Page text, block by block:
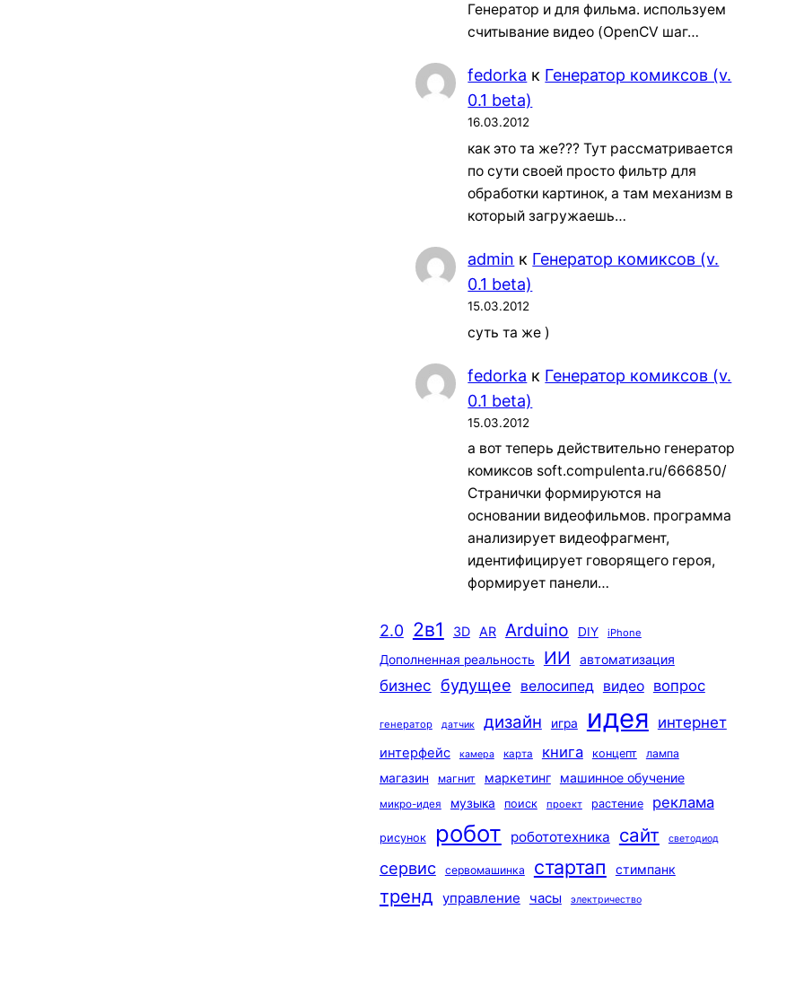
Генератор и для фильма. используем
считывание видео (OpenCV шаг…
fedorka к Генератор комиксов (v.
0.1 beta)
16.03.2012
как это та же??? Тут рассматривается
по сути своей просто фильтр для
обработки картинок, а там механизм в
который загружаешь…
admin к Генератор комиксов (v.
0.1 beta)
15.03.2012
суть та же )
fedorka к Генератор комиксов (v.
0.1 beta)
15.03.2012
а вот теперь действительно генератор
комиксов soft.compulenta.ru/666850/
Странички формируются на
основании видеофильмов. программа
анализирует видеофрагмент,
идентифицирует говорящего героя,
формирует панели…
2.0 2в1 3D AR Arduino DIY iPhone
Дополненная реальность ИИ автоматизация
бизнес будущее велосипед видео вопрос
генератор датчик дизайн игра идея интернет
интерфейс камера карта книга концепт лампа
магазин магнит маркетинг машинное обучение
микро-идея музыка поиск проект растение реклама
рисунок робот робототехника сайт светодиод
сервис сервомашинка стартап стимпанк
тренд управление часы электричество